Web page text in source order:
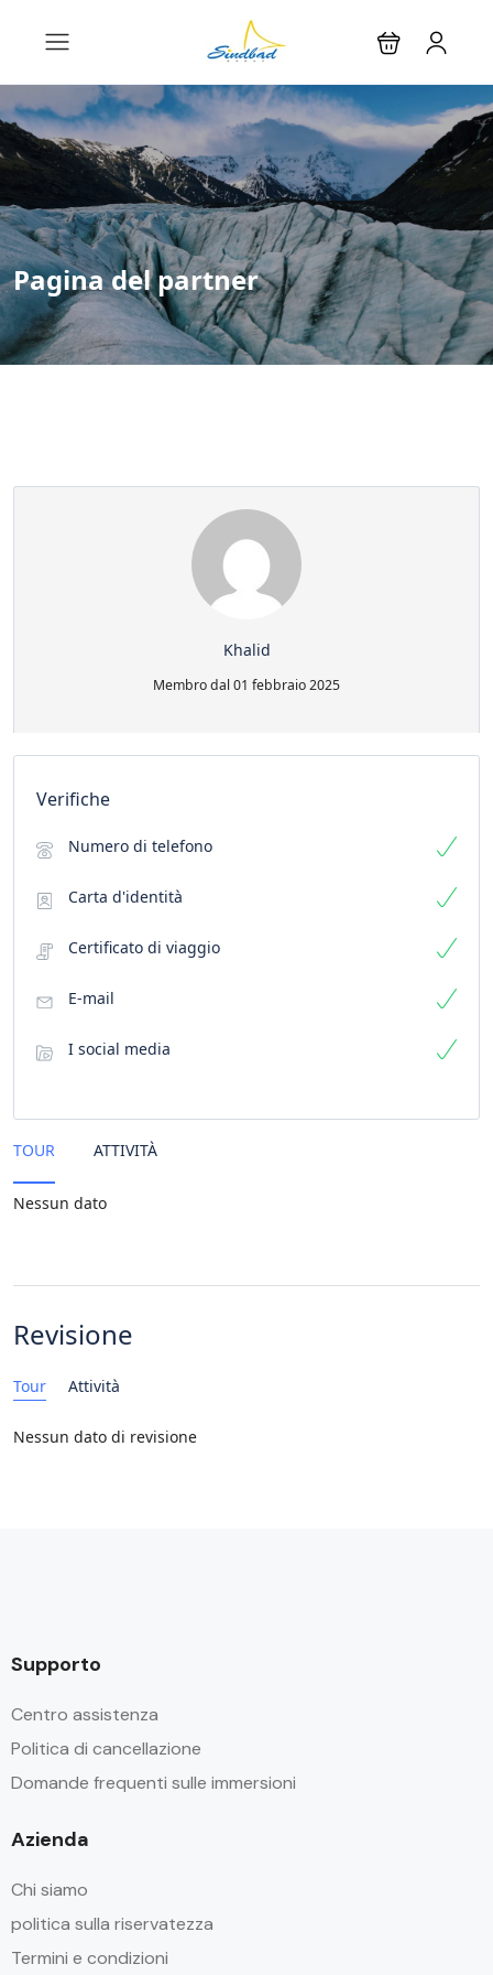
Pagina del partner
Khalid
Membro dal 01 febbraio 2025
Verifiche
Numero di telefono
Carta d'identità
Certificato di viaggio
E-mail
I social media
TOUR ATTIVITÀ
Nessun dato
Revisione
Tour Attività
Nessun dato di revisione
Supporto
Centro assistenza
Politica di cancellazione
Domande frequenti sulle immersioni
Azienda
Chi siamo
politica sulla riservatezza
Termini e condizioni